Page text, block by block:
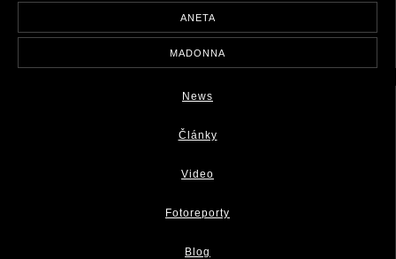
ANETA
MADONNA
News
Články
Video
Fotoreporty
Blog